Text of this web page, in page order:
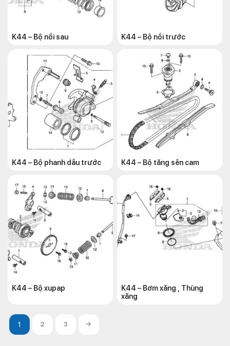
K44 – Bộ nồi sau K44 – Bộ nồi trước
K44 – Bộ phanh dầu trước K44 – Bộ tăng sên cam
K44 – Bộ xupap
K44 – Bơm xăng , Thùng
xăng
2 3 →